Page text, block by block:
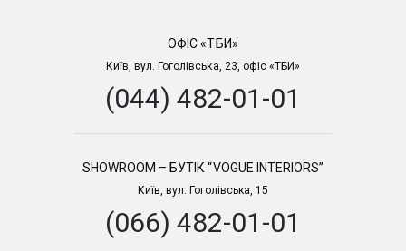
ОФІС «ТБИ»
Київ, вул. Гоголівська, 23, офіс «ТБИ»
(044) 482-01-01
SHOWROOM – БУТІК “VOGUE INTERIORS”
Київ, вул. Гоголівська, 15
(066) 482-01-01